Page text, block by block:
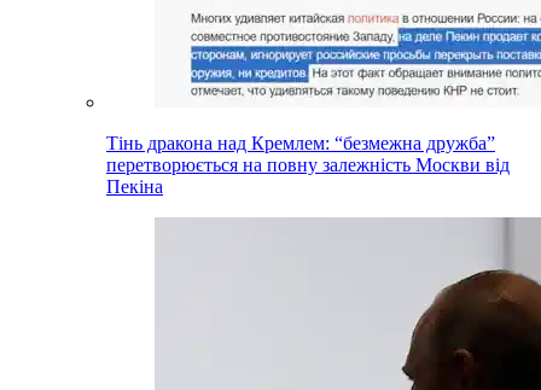
Тінь дракона над Кремлем: “безмежна дружба”
перетворюється на повну залежність Москви від
Пекіна